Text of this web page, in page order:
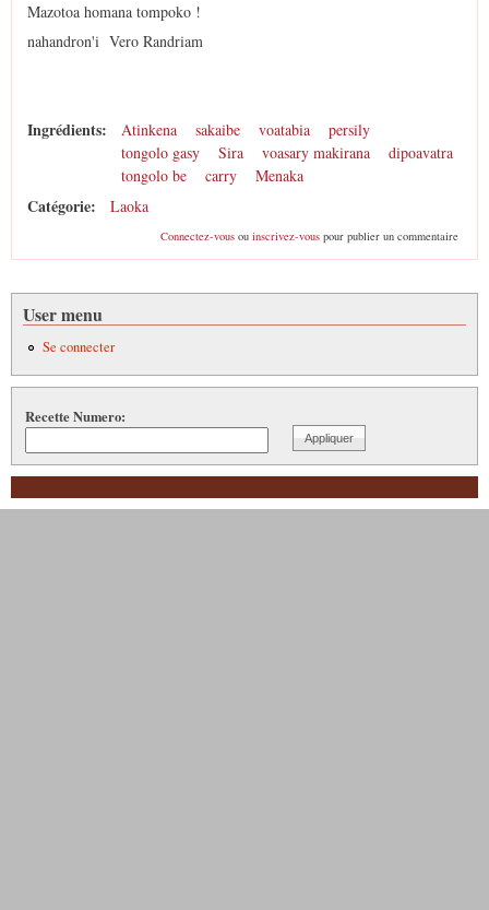
Mazotoa homana tompoko !
nahandron'i Vero Randriam
Ingrédients: Atinkena sakaibe voatabia
persily
tongolo gasy
Sira voasary makirana
dipoavatra
tongolo be
carry Menaka
Catégorie: Laoka
Connectez-vousou inscrivez-vouspour publier un commentaire
User menu
Se connecter
Recette Numero: